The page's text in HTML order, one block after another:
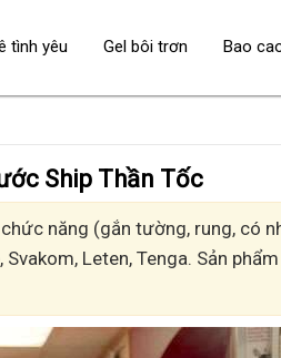
Ship Thần Tốc
năng (gắn tường, rung, có
Leten, Tenga. Sản
tình yêu Gel bôi trơn Bao